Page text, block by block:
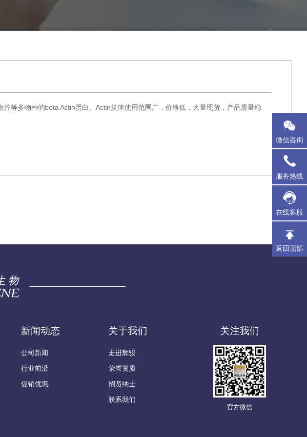
等多物种的beta Actin蛋白。Actin抗体使用范围广，价格低，大量现货，产品质量稳
新闻动态
公司新闻
行业前沿
促销优惠
关于我们
走进辉骏
荣誉资质
招贤纳士
联系我们
关注我们
官方微信
微信咨询
服务热线
在线客服
返回顶部